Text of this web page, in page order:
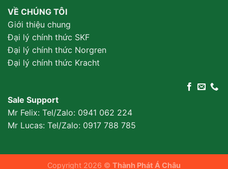
VỀ CHÚNG TÔI
Giới thiệu chung
Đại lý chính thức SKF
Đại lý chính thức Norgren
Đại lý chính thức Kracht
Sale Support
Mr Felix: Tel/Zalo: 0941 062 224
Mr Lucas: Tel/Zalo: 0917 788 785
Copyright 2026 © Thành Phát Á Châu